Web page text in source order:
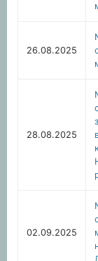
26.08.2025
28.08.2025
02.09.2025